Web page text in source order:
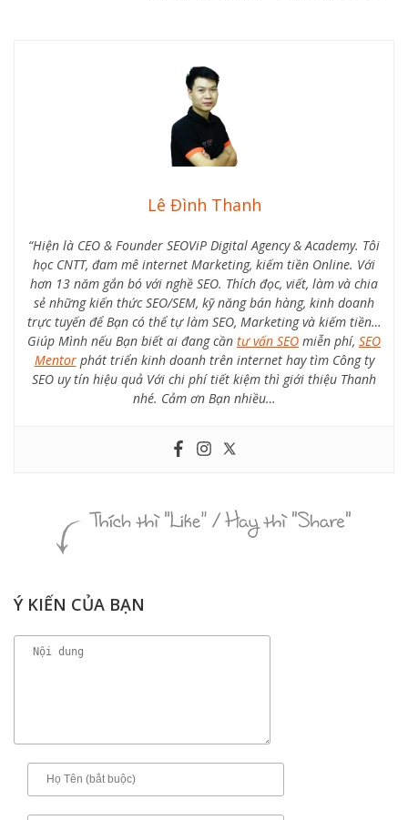
Lê Đình Thanh
“Hiện là CEO & Founder SEOViP Digital Agency & Academy. Tôi
học CNTT, đam mê internet Marketing, kiếm tiền Online. Với
hơn 13 năm gắn bó với nghề SEO. Thích đọc, viết, làm và chia
sẻ những kiến thức SEO/SEM, kỹ năng bán hàng, kinh doanh
trực tuyến để Bạn có thể tự làm SEO, Marketing và kiếm tiền…
Giúp Mình nếu Bạn biết ai đang cần tư vấn SEO miễn phí, SEO
Mentorphát triển kinh doanh trên internet hay tìm Công ty
SEO uy tín hiệu quả Với chi phí tiết kiệm thì giới thiệu Thanh
nhé. Cảm ơn Bạn nhiều…
Ý KIẾN CỦA BẠN